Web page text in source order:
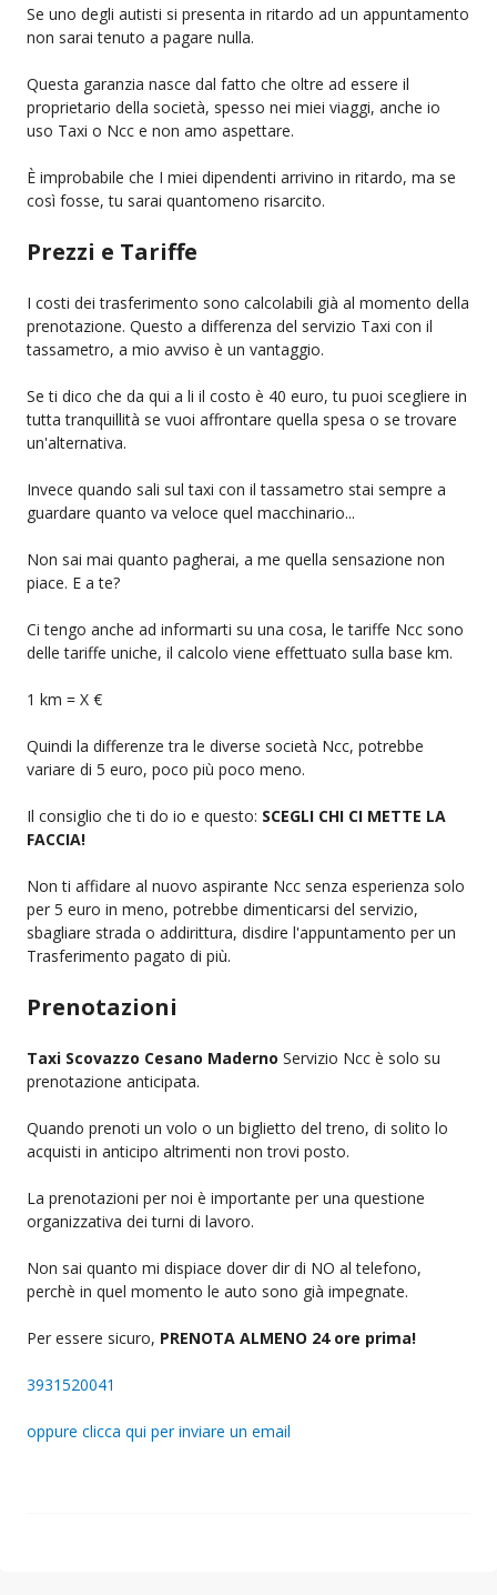
Se uno degli autisti si presenta in ritardo ad un appuntamento
non sarai tenuto a pagare nulla.
Questa garanzia nasce dal fatto che oltre ad essere il
proprietario della società, spesso nei miei viaggi, anche io
uso Taxi o Ncc e non amo aspettare.
È improbabile che I miei dipendenti arrivino in ritardo, ma se
così fosse, tu sarai quantomeno risarcito.
Prezzi e Tariffe
I costi dei trasferimento sono calcolabili già al momento della
prenotazione. Questo a differenza del servizio Taxi con il
tassametro, a mio avviso è un vantaggio.
Se ti dico che da qui a li il costo è 40 euro, tu puoi scegliere in
tutta tranquillità se vuoi affrontare quella spesa o se trovare
un'alternativa.
Invece quando sali sul taxi con il tassametro stai sempre a
guardare quanto va veloce quel macchinario...
Non sai mai quanto pagherai, a me quella sensazione non
piace. E a te?
Ci tengo anche ad informarti su una cosa, le tariffe Ncc sono
delle tariffe uniche, il calcolo viene effettuato sulla base km.
1 km = X €
Quindi la differenze tra le diverse società Ncc, potrebbe
variare di 5 euro, poco più poco meno.
Il consiglio che ti do io e questo: SCEGLI CHI CI METTE LA
FACCIA!
Non ti affidare al nuovo aspirante Ncc senza esperienza solo
per 5 euro in meno, potrebbe dimenticarsi del servizio,
sbagliare strada o addirittura, disdire l'appuntamento per un
Trasferimento pagato di più.
Prenotazioni
Taxi Scovazzo Cesano Maderno Servizio Ncc è solo su
prenotazione anticipata.
Quando prenoti un volo o un biglietto del treno, di solito lo
acquisti in anticipo altrimenti non trovi posto.
La prenotazioni per noi è importante per una questione
organizzativa dei turni di lavoro.
Non sai quanto mi dispiace dover dir di NO al telefono,
perchè in quel momento le auto sono già impegnate.
Per essere sicuro, PRENOTA ALMENO 24 ore prima!
3931520041
oppure clicca qui per inviare un email